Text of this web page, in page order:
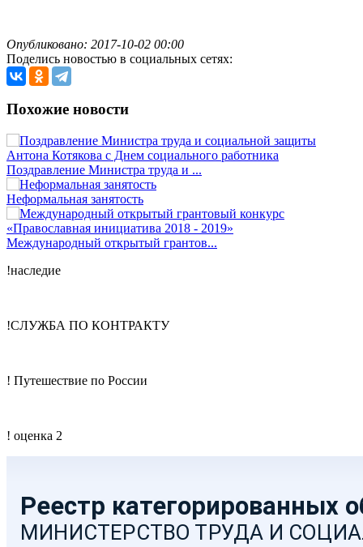
Опубликовано: 2017-10-02 00:00
Поделись новостью в социальных сетях:
Похожие новости
Поздравление Министра труда и ...
Неформальная занятость
Международный открытый грантов...
!наследие
!СЛУЖБА ПО КОНТРАКТУ
! Путешествие по России
! оценка 2